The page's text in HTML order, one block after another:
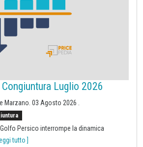
Luglio 2026
Marzano 03 Agosto 2026
Golfo Persico interrompe la dinamica
tutto ]